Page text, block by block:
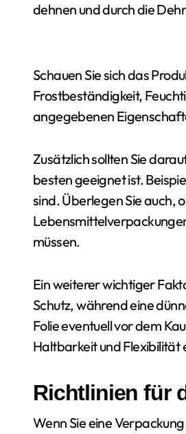
dehnen und durch die
Schauen Sie sich das
Frostbeständigkeit,
angegebenen
Zusätzlich sollten Sie
besten geeignet ist.
sind. Überlegen Sie auch,
müssen.
Ein weiterer wichtiger
Schutz, während eine
Folie eventuell vor dem
Haltbarkeit und Flexibilität
Richtlinien für
Wenn Sie eine